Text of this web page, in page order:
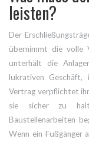
leisten?
Der
übernimmt die volle
unterhält die
lukrativen
Vertrag verpflichtet
sie sicher zu
Baustellenarbeiten
Wenn ein Fußgänger